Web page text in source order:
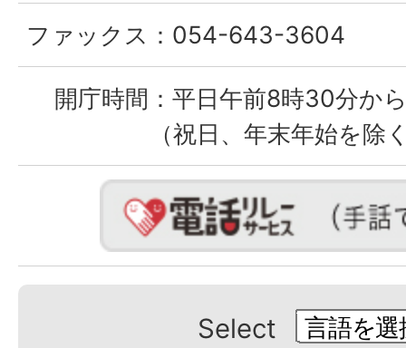
ファックス： 054-643-3604
開庁時間： 平日午前8時30分か
（祝日、年末年始を除
Select